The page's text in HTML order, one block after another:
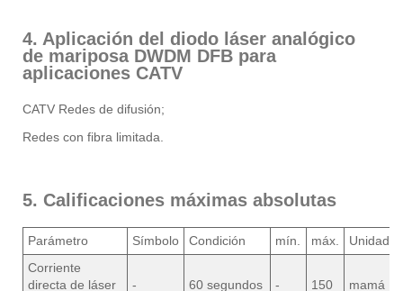
4. Aplicación del diodo láser analógico
de mariposa DWDM DFB para
aplicaciones CATV
CATV Redes de difusión;
Redes con fibra limitada.
5. Calificaciones máximas absolutas
Parámetro Símbolo Condición mín. máx.
Unidad
Corriente
directa de láser
- 60 segundos - 150 mamá